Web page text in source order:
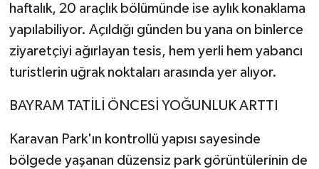
haftalık, 20 araçlık bölümünde ise aylık konaklama
yapılabiliyor. Açıldığı günden bu yana on binlerce
ziyaretçiyi ağırlayan tesis, hem yerli hem yabancı
turistlerin uğrak noktaları arasında yer alıyor.
BAYRAM TATİLİ ÖNCESİ YOĞUNLUK ARTTI
Karavan Park'ın kontrollü yapısı sayesinde
bölgede yaşanan düzensiz park görüntülerinin de